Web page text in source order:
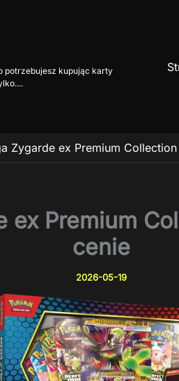
potrzebujesz kupując karty
Zygarde ex Premium Collection
ex Premium
cenie
2026-05-19